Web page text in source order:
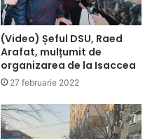
(Video) Șeful DSU, Raed
Arafat, mulțumit de
organizarea de la Isaccea
27 februarie 2022